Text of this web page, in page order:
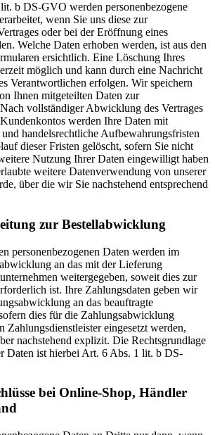
b DS-GVO werden personenbezogene
wenn Sie uns diese zur
oder bei der Eröffnung eines
Welche Daten erhoben werden, ist aus den
ersichtlich. Eine Löschung Ihres
möglich und kann durch eine Nachricht
Verantwortlichen erfolgen. Wir speichern
Ihnen mitgeteilten Daten zur
vollständiger Abwicklung des Vertrages
werden Ihre Daten mit
handelsrechtliche Aufbewahrungsfristen
dieser Fristen gelöscht, sofern Sie nicht
Nutzung Ihrer Daten eingewilligt haben
weitere Datenverwendung von unserer
über die wir Sie nachstehend entsprechend
zur Bestellabwicklung
personenbezogenen Daten werden im
an das mit der Lieferung
weitergegeben, soweit dies zur
ist. Ihre Zahlungsdaten geben wir
an das beauftragte
dies für die Zahlungsabwicklung
Zahlungsdienstleister eingesetzt werden,
nachstehend explizit. Die Rechtsgrundlage
Daten ist hierbei Art. 6 Abs. 1 lit. b DS-
bei Online-Shop, Händler